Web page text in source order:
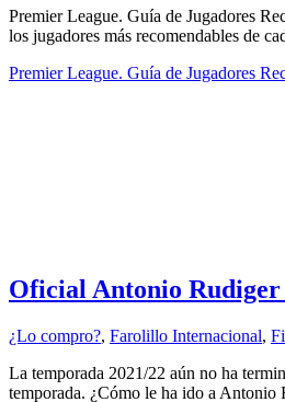
Premier League. Guía de Jugadores
los jugadores más recomendables de
Premier League. Guía de Jugadores
Oficial Antonio
¿Lo compro?, Farolillo Internacional,
La temporada 2021/22 aún no ha
temporada. ¿Cómo le ha ido a Antonio